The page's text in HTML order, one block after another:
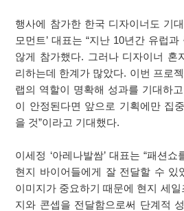
행사에 참가한 한국 디자이너도 기
모먼트’ 대표는 “지난 10년간 유럽
않게 참가했다. 그러나 디자이너 혼
리하는데 한계가 많았다. 이번 프로
랩의 역할이 명확해 성과를 기대하
이 안정된다면 앞으로 기획에만 집
을 것”이라고 기대했다.
이세정 ‘아레나발쌈’ 대표는 “패션
현지 바이어들에게 잘 전달할 수 있
이미지가 중요하기 때문에 현지 세
지와 콘셉을 전달함으로써 단계적